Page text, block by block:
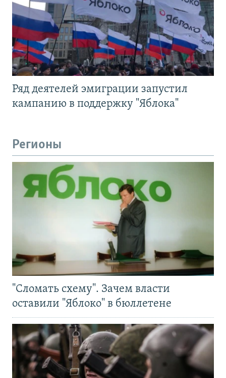
Ряд деятелей эмиграции запустил
кампанию в поддержку "Яблока"
Регионы
"Сломать схему". Зачем власти
оставили "Яблоко" в бюллетене